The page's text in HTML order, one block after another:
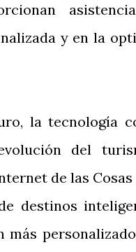
y en la
la tecnología
del
de las
destinos